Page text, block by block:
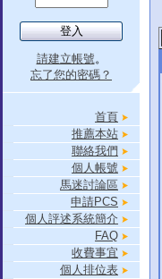
請建立帳號。
忘了您的密碼？
首頁
推薦本站
聯絡我們
個人帳號
馬迷討論區
申請PCS
個人評述系統簡介
FAQ
收費事宜
個人排位表